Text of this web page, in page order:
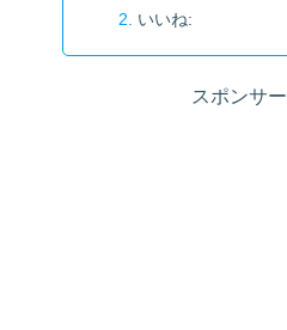
いいね:
スポンサ